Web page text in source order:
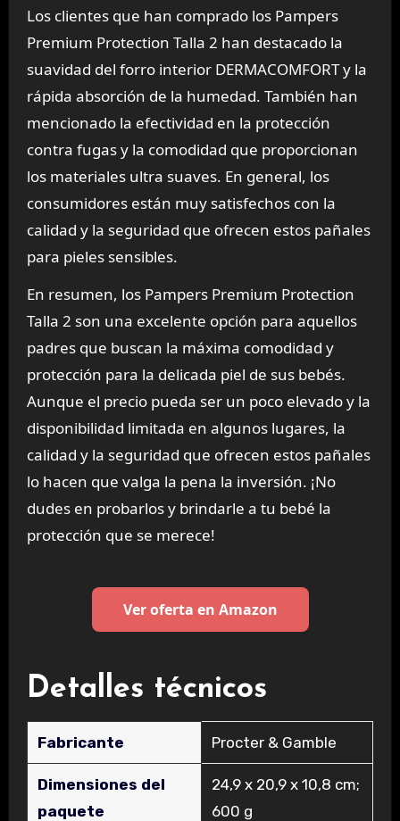
Los clientes que han comprado los Pampers
Premium Protection Talla 2 han destacado la
suavidad del forro interior DERMACOMFORT y la
rápida absorción de la humedad. También han
mencionado la efectividad en la protección
contra fugas y la comodidad que proporcionan
los materiales ultra suaves. En general, los
consumidores están muy satisfechos con la
calidad y la seguridad que ofrecen estos pañales
para pieles sensibles.
En resumen, los Pampers Premium Protection
Talla 2 son una excelente opción para aquellos
padres que buscan la máxima comodidad y
protección para la delicada piel de sus bebés.
Aunque el precio pueda ser un poco elevado y la
disponibilidad limitada en algunos lugares, la
calidad y la seguridad que ofrecen estos pañales
lo hacen que valga la pena la inversión. ¡No
dudes en probarlos y brindarle a tu bebé la
protección que se merece!
Ver oferta en Amazon
Detalles técnicos
Fabricante ‎Procter & Gamble
Dimensiones del
paquete
‎24,9 x 20,9 x 10,8 cm;
600 g